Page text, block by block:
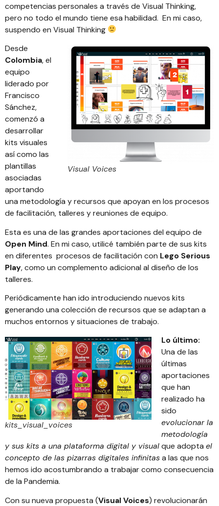
competencias personales a través de Visual Thinking,
pero no todo el mundo tiene esa habilidad. En mi caso,
suspendo en Visual Thinking
Visual Voices
Desde
Colombia, el
equipo
liderado por
Francisco
Sánchez,
comenzó a
desarrollar
kits visuales
así como las
plantillas
asociadas
aportando
una metodología y recursos que apoyan en los procesos
de facilitación, talleres y reuniones de equipo.
Esta es una de las grandes aportaciones del equipo de
Open Mind. En mi caso, utilicé también parte de sus kits
en diferentes procesos de facilitación con Lego Serious
Play, como un complemento adicional al diseño de los
talleres.
Periódicamente han ido introduciendo nuevos kits
generando una colección de recursos que se adaptan a
muchos entornos y situaciones de trabajo.
kits_visual_voices
Lo último:
Una de las
últimas
aportaciones
que han
realizado ha
sido
evolucionar la
metodología
y sus kits a una plataforma digital y visualque adopta el
concepto de las pizarras digitales infinitasa las que nos
hemos ido acostumbrando a trabajar como consecuencia
de la Pandemia.
Con su nueva propuesta (Visual Voices) revolucionarán